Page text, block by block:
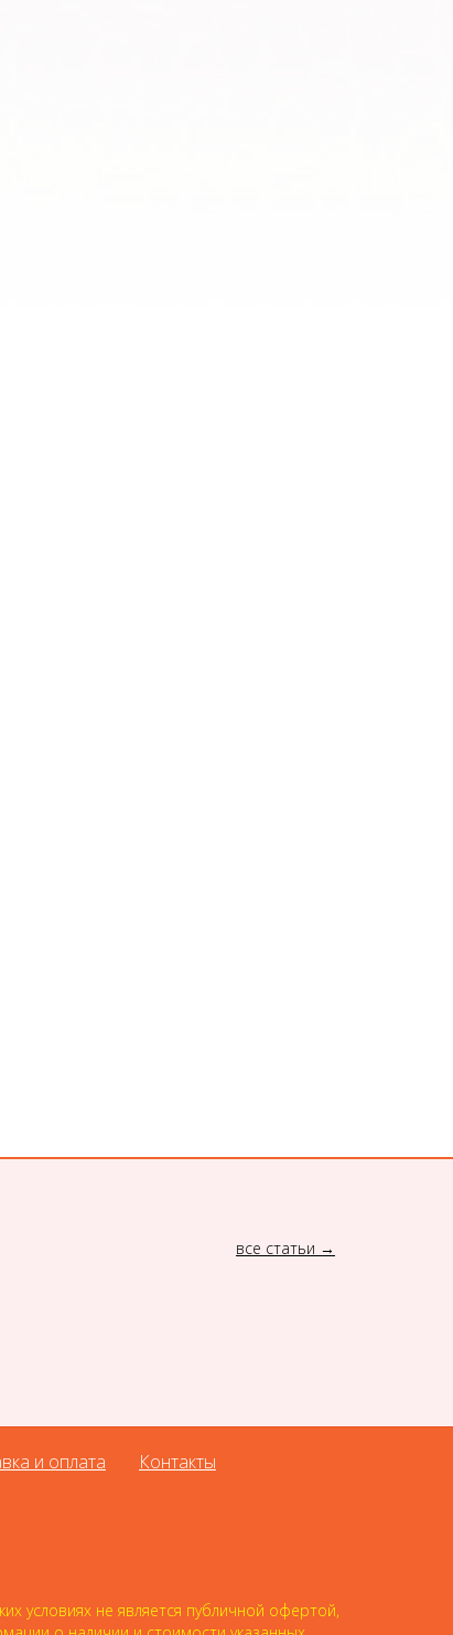
все статьи
и оплата Контакты
условиях не является публичной офертой,